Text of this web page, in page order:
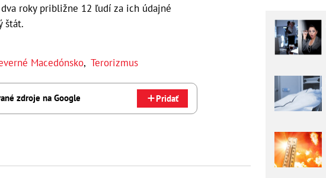
roky približne 12 ľudí za ich údajné
štát.
Macedónsko, Terorizmus
zdroje na Google Pridať